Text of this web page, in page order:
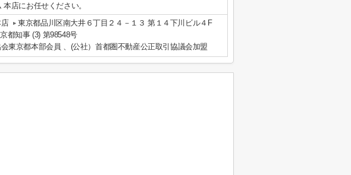
店にお任せください。
東京都品川区南大井６丁目２４－１３ 第１４下川ビル４F
都知事 (3) 第98548号
東京都本部会員 、(公社）首都圏不動産公正取引協議会加盟